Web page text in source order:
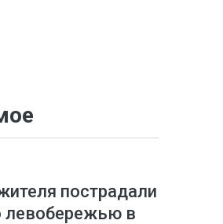
пострадали
левобережью в